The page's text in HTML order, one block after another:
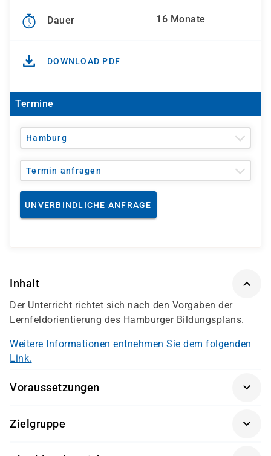
Dauer 16 Monate
DOWNLOAD PDF
Termine
Hamburg
Termin anfragen
UNVERBINDLICHE ANFRAGE
Inhalt
Der Unterricht richtet sich nach den Vorgaben der
Lernfeldorientierung des Hamburger Bildungsplans.
Weitere Informationen entnehmen Sie dem folgenden
Link.
Voraussetzungen
Interesse an der Arbeit mit Menschen
Eignungstest damago
Zielgruppe